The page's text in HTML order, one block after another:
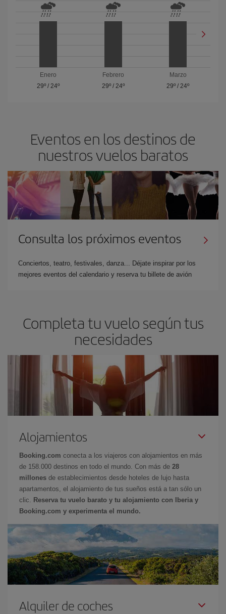
Enero
29º/ 24º
Febrero
29º/ 24º
Marzo
29º / 24º
Eventos en los destinos de
nuestros vuelos baratos
Consulta los próximos eventos
Conciertos, teatro, festivales, danza... Déjate inspirar por los
mejores eventos del calendario y reserva tu billete de avión
Completa tu vuelo según tus
necesidades
Alojamientos
Booking.com conecta a los viajeros con alojamientos en más
de 158.000 destinos en todo el mundo. Con más de 28
millones de establecimientos desde hoteles de lujo hasta
apartamentos, el alojamiento de tus sueños está a tan sólo un
clic.
Reserva tu vuelo barato y tu alojamiento con Iberia y
Booking.com y experimenta el mundo.
Alquiler de coches